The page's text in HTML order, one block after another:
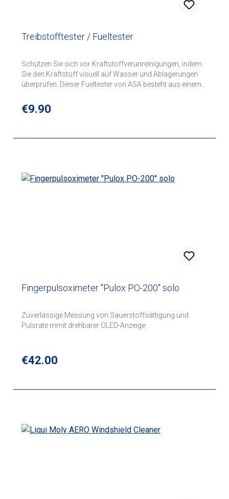
Treibstofftester / Fueltester
Schützen Sie sich vor Kraftstoffverunreinigungen, indem
Sie den Kraftstoff visuell auf Wasser und Ablagerungen
überprüfen. Dieser Fueltester von ASA besteht aus einem
meisten Flugzeuge geeignet ist. Lebenslange Garantie.
Regular price:
€9.90
Fingerpulsoximeter "Pulox PO-200" solo
Zuverlässige Messung von Sauerstoffsättigung und
Pulsrate mmit drehbarer OLED-Anzeige.
Regular price:
€42.00